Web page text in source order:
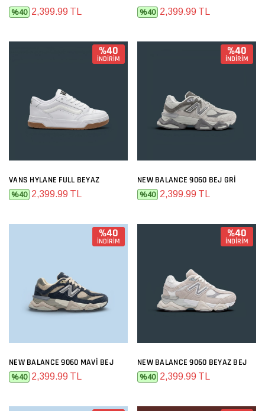
%40 2,399.99 TL %40 2,399.99 TL
%40
İNDİRİM
VANS HYLANE FULL BEYAZ
%40 2,399.99 TL
%40
İNDİRİM
NEW BALANCE 9060 BEJ GRI
%40 2,399.99 TL
%40
İNDİRİM
NEW BALANCE 9060 MAVI BEJ
%40 2,399.99 TL
%40
İNDİRİM
NEW BALANCE 9060 BEYAZ BEJ
%40 2,399.99 TL